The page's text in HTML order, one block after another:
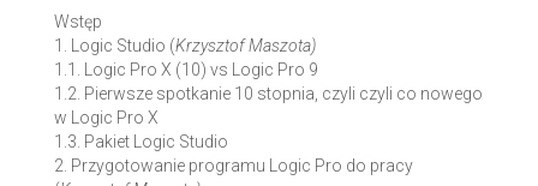
Wstęp
1. Logic Studio (Krzysztof Maszota)
1.1. Logic Pro X (10) vs Logic Pro 9
1.2. Pierwsze spotkanie 10 stopnia, czyli czyli co nowego
w Logic Pro X
1.3. Pakiet Logic Studio
2. Przygotowanie programu Logic Pro do pracy